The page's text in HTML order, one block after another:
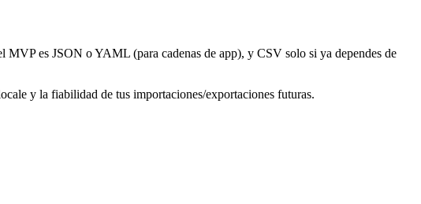
MVP es JSON o YAML (para cadenas de app), y CSV solo si ya dependes de
y la fiabilidad de tus importaciones/exportaciones futuras.